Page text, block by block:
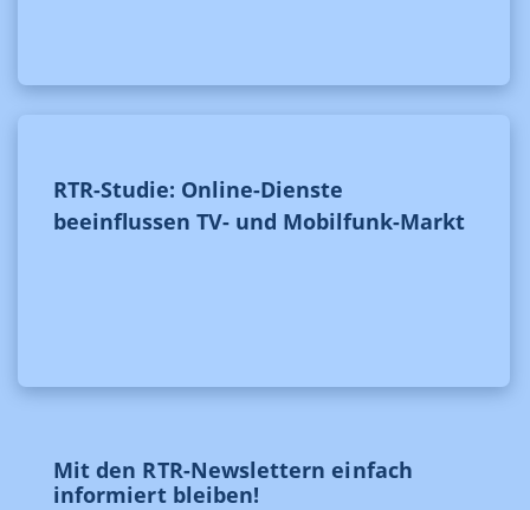
RTR-Studie: Online-Dienste
beeinflussen TV- und Mobilfunk-Markt
Mit den RTR-Newslettern einfach
informiert bleiben!